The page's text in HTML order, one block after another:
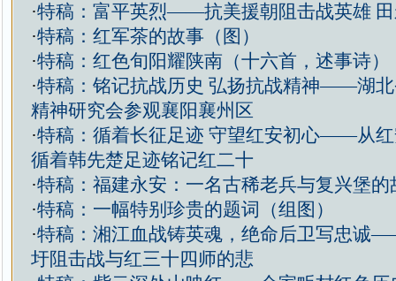
·特稿：富平英烈——抗美援朝阻击战英雄 田
·特稿：红军茶的故事（图）
·特稿：红色旬阳耀陕南（十六首，述事诗）
·特稿：铭记抗战历史 弘扬抗战精神——湖北
精神研究会参观襄阳襄州区
·特稿：循着长征足迹 守望红安初心——从红
循着韩先楚足迹铭记红二十
·特稿：福建永安：一名古稀老兵与复兴堡的
·特稿：一幅特别珍贵的题词（组图）
·特稿：湘江血战铸英魂，绝命后卫写忠诚
圩阻击战与红三十四师的悲